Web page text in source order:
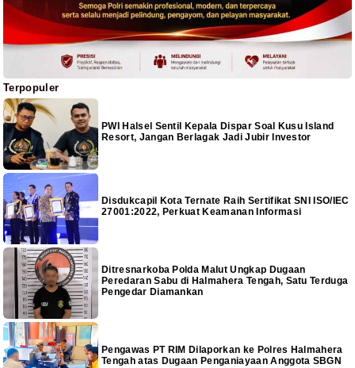
Terpopuler
PWI Halsel Sentil Kepala Dispar Soal Kusu Island
Resort, Jangan Berlagak Jadi Jubir Investor
Disdukcapil Kota Ternate Raih Sertifikat SNI ISO/IEC
27001:2022, Perkuat Keamanan Informasi
Ditresnarkoba Polda Malut Ungkap Dugaan
Peredaran Sabu di Halmahera Tengah, Satu Terduga
Pengedar Diamankan
Pengawas PT RIM Dilaporkan ke Polres Halmahera
Tengah atas Dugaan Penganiayaan Anggota SBGN